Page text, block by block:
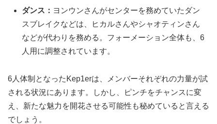
ダンス： ヨンウンさんがセンターを務めていたダン
スブレイクなどは、ヒカルさんやシャオティンさん
などが代わりを務める。フォーメーション全体も、6
人用に調整されています。
6人体制となったKep1erは、メンバーそれぞれの力量が試
される状況にあります。しかし、ピンチをチャンスに変
え、新たな魅力を開花させる可能性も秘めていると言える
でしょう。